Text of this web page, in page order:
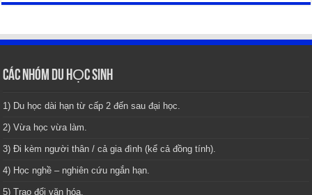
CÁC NHÓM DU HỌC SINH
1) Du học dài hạn từ cấp 2 đến sau đại học.
2) Vừa học vừa làm.
3) Đi kèm người thân / cả gia đình (kể cả đồng tính).
4) Học nghề – nghiên cứu ngắn hạn.
5) Trao đổi văn hóa.